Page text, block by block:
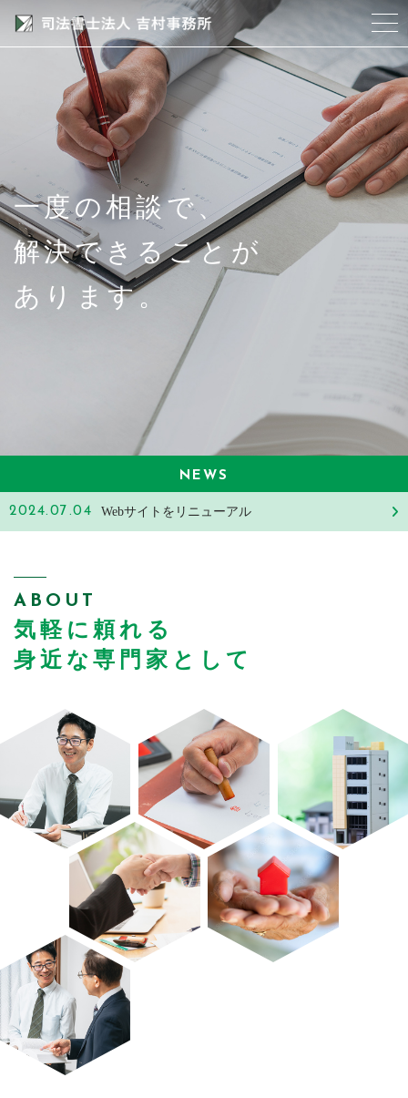
当事務所について
スタッフ紹介
サービス紹介
アクセス
よくある質問
CONTACT
06-6797-0070
受付時間：9:00～18:00（土日祝日定休）
一度の相談で、
解決できることが
あります。
NEWS
2024.07.04 Webサイトをリニューアル
ABOUT
気軽に頼れる
身近な専門家として